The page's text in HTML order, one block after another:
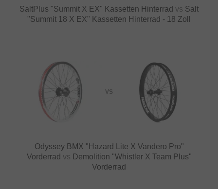
SaltPlus "Summit X EX" Kassetten Hinterrad vs Salt
"Summit 18 X EX" Kassetten Hinterrad - 18 Zoll
VS
Odyssey BMX "Hazard Lite X Vandero Pro"
Vorderrad vs Demolition "Whistler X Team Plus"
Vorderrad